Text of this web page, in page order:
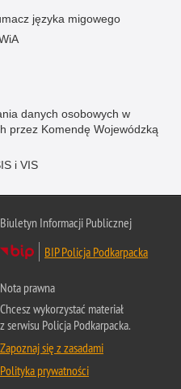
języka migowego
danych osobowych w
przez Komendę Wojewódzką
i VIS
Biuletyn Informacji Publicznej
BIP Policja Podkarpacka
Nota prawna
Chcesz wykorzystać materiał
z serwisu Policja Podkarpacka.
Zapoznaj się z zasadami
Polityka prywatności